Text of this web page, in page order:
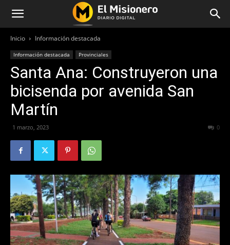
Inicio Información destacada
Información destacada Provinciales
Santa Ana: Construyeron una
bicisenda por avenida San
Martín
1 marzo, 2023 0